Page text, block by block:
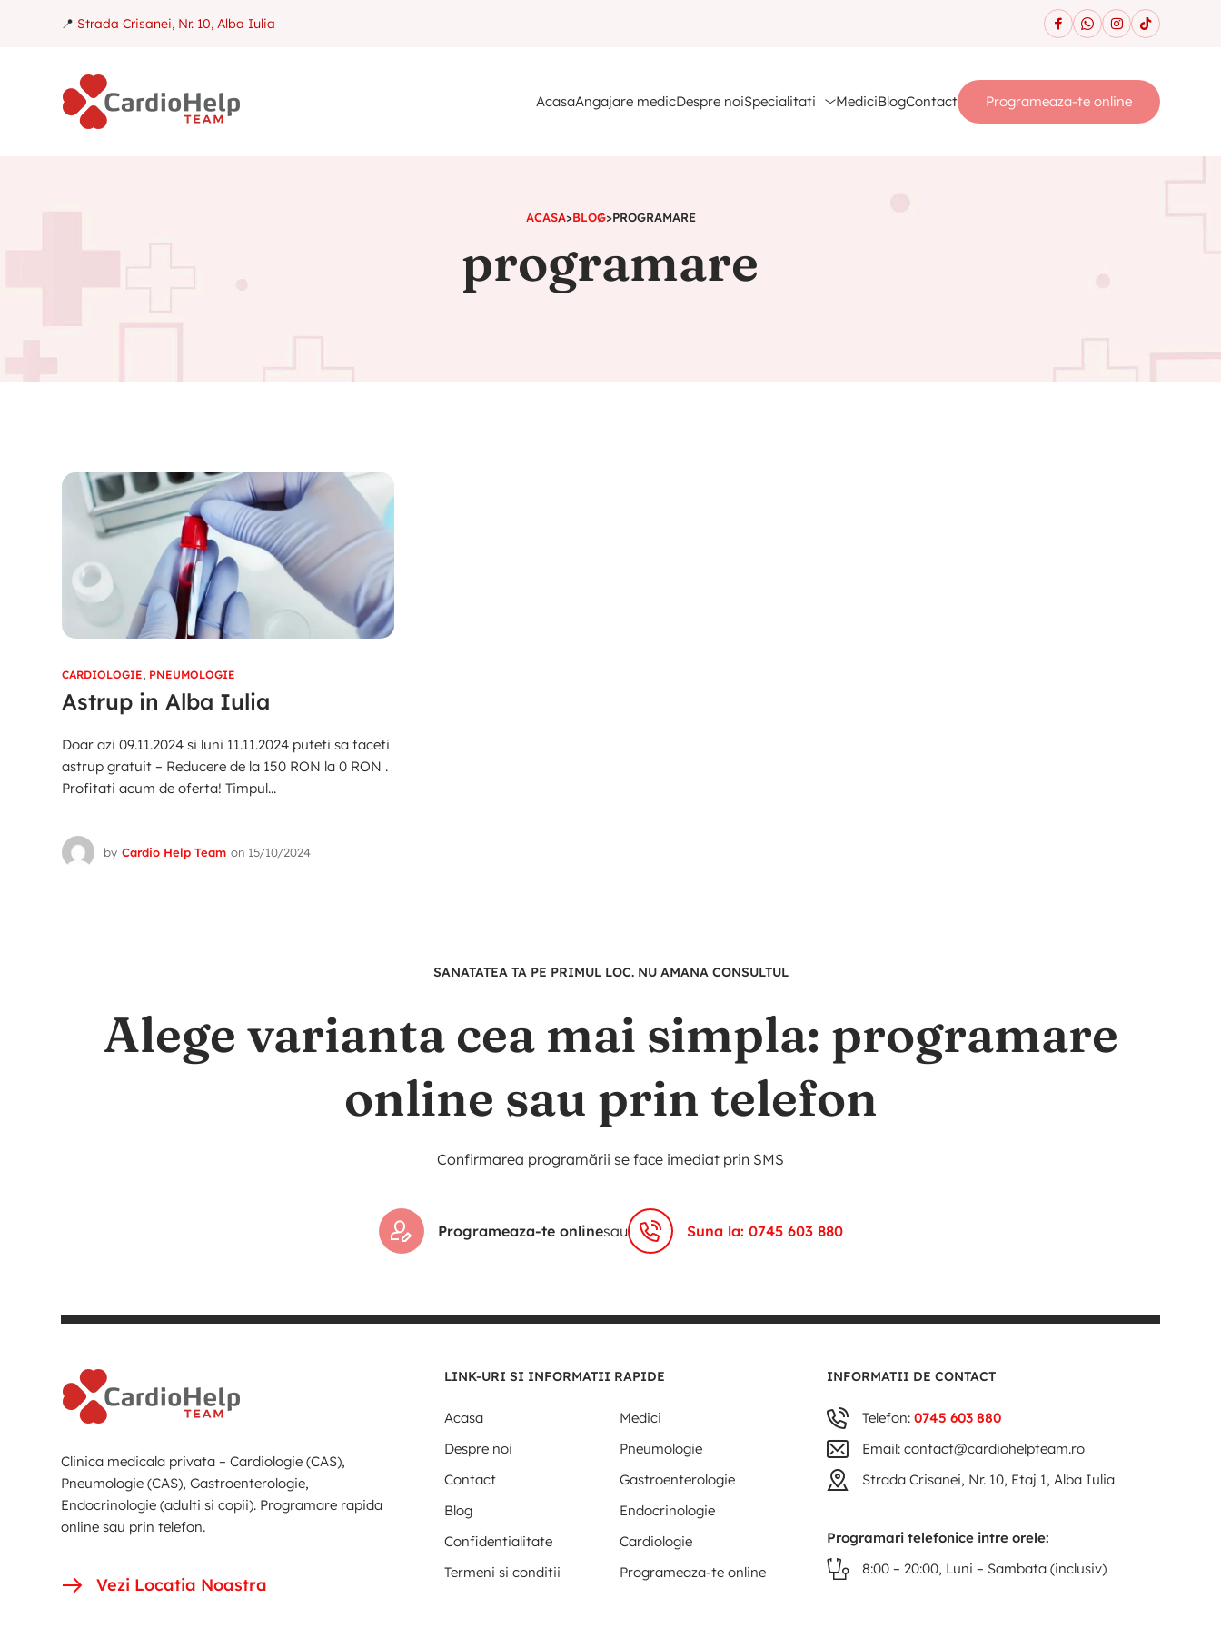
📍 Strada Crisanei, Nr. 10, Alba Iulia
AcasaAngajare medicDespre noiSpecialitati MediciBlogContact Programeaza-te online
ACASA>BLOG>PROGRAMARE
programare
CARDIOLOGIE, PNEUMOLOGIE
Astrup in Alba Iulia
Doar azi 09.11.2024 si luni 11.11.2024 puteti sa faceti
astrup gratuit – Reducere de la 150 RON la 0 RON .
Profitati acum de oferta! Timpul...
by Cardio Help Team on 15/10/2024
SANATATEA TA PE PRIMUL LOC. NU AMANA CONSULTUL
Alege varianta cea mai simpla: programare
online sau prin telefon
Confirmarea programării se face imediat prin SMS
Programeaza-te onlinesau Suna la: 0745 603 880
Clinica medicala privata – Cardiologie (CAS),
Pneumologie (CAS), Gastroenterologie,
Endocrinologie (adulti si copii). Programare rapida
online sau prin telefon.
Vezi Locatia Noastra
LINK-URI SI INFORMATII RAPIDE
Acasa
Medici
Despre noi
Pneumologie
Contact
Gastroenterologie
Blog
Endocrinologie
Confidentialitate
Cardiologie
Termeni si conditii
Programeaza-te online
INFORMATII DE CONTACT
Telefon:0745 603 880
Email: contact@cardiohelpteam.ro
Strada Crisanei, Nr. 10, Etaj 1, Alba Iulia
Programari telefonice intre orele:
8:00 – 20:00, Luni – Sambata (inclusiv)